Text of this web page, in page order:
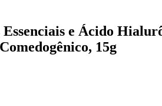
e Ácido
15g